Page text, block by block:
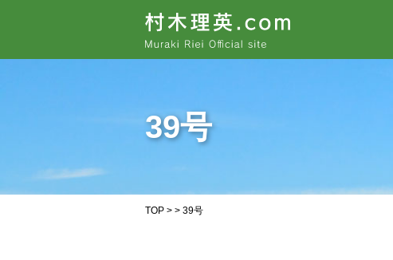
39号
TOP > > 39号